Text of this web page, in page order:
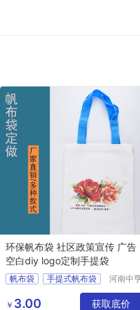
环保帆布袋 社区政策宣传 广告
空白diy logo定制手提袋
帆布袋 手提式帆布袋
河南中
公司
￥ 3.00 获取底价